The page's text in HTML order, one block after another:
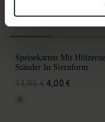
Speisekarten Mit
Ständer In Sternform
14,95 € 4,00 €